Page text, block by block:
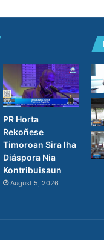
PR Horta
Rekoñese
Timoroan Sira Iha
Diáspora Nia
Kontribuisaun
August 5, 2026